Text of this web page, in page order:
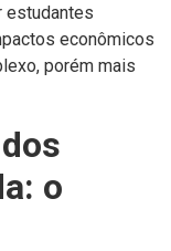
estudantes
econômicos
porém mais
o